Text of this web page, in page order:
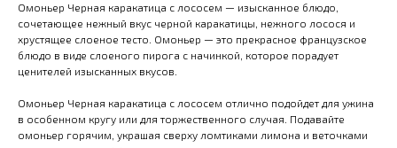
Омоньер Черная каракатица с лососем — изысканное блюдо,
сочетающее нежный вкус черной каракатицы, нежного лосося и
хрустящее слоеное тесто. Омоньер — это прекрасное французское
блюдо в виде слоеного пирога с начинкой, которое порадует
ценителей изысканных вкусов.
Омоньер Черная каракатица с лососем отлично подойдет для ужина
в особенном кругу или для торжественного случая. Подавайте
омоньер горячим, украшая сверху ломтиками лимона и веточками